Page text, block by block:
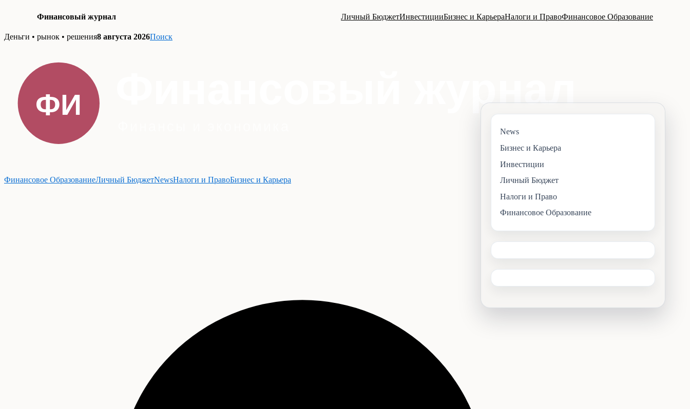
Финансовый журнал Личный БюджетИнвестицииБизнес и КарьераНалоги и ПравоФинансовое Образование
Skip
Деньги • рынок • решения8 августа 2026Поиск
Финансовое ОбразованиеЛичный БюджетNewsНалоги и ПравоБизнес и Карьера
News
Бизнес и Карьера
Инвестиции
Личный Бюджет
Налоги и Право
Финансовое Образование